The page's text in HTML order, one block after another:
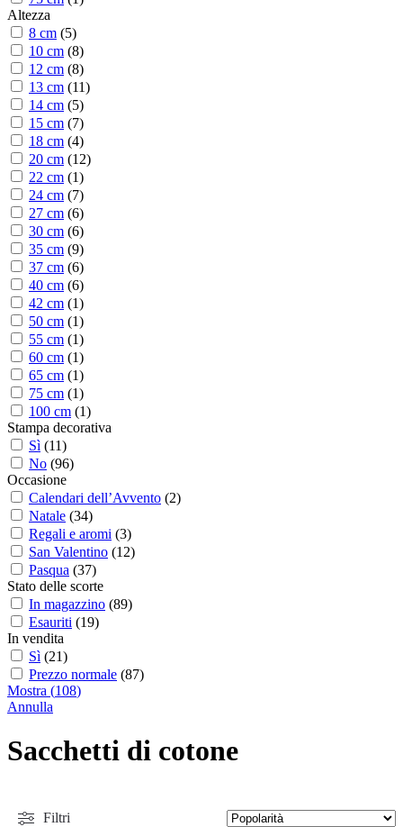
Altezza
8 cm (5)
10 cm (8)
12 cm (8)
13 cm (11)
14 cm (5)
15 cm (7)
18 cm (4)
20 cm (12)
22 cm (1)
24 cm (7)
27 cm (6)
30 cm (6)
35 cm (9)
37 cm (6)
40 cm (6)
42 cm (1)
50 cm (1)
55 cm (1)
60 cm (1)
65 cm (1)
75 cm (1)
100 cm (1)
Stampa decorativa
Sì (11)
No (96)
Occasione
Calendari dell’Avvento (2)
Natale (34)
Regali e aromi (3)
San Valentino (12)
Pasqua (37)
Stato delle scorte
In magazzino (89)
Esauriti (19)
In vendita
Sì (21)
Prezzo normale (87)
Mostra (108)
Annulla
Sacchetti di cotone
Filtri